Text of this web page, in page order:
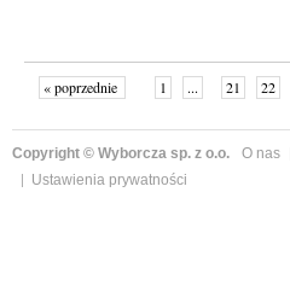
« poprzednie 1 ... 21 22
Copyright © Wyborcza sp. z o.o. O nas
Ustawienia prywatności